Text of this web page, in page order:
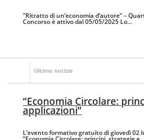
"Ritratto di un’economia d’autore“ –
Concorso è attivo dal 05/05/2025 Lo...
Ultime notizie
“Economia Circolare:
applicazioni”
L’evento formativo gratuito di giovedì 02